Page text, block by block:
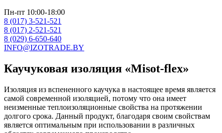
Пн-пт 10:00-18:00
8 (017) 3-521-521
8 (017) 2-521-521
8 (029) 6-650-640
INFO@IZOTRADE.BY
Каучуковая изоляция «Misot-flex»
Изоляция из вспененного каучука в настоящее время является
самой современной изоляцией, потому что она имеет
неизменные теплоизоляционные свойства на протяжении
долгого срока. Данный продукт, благодаря своим свойствам
является оптимальным при использовании в различных